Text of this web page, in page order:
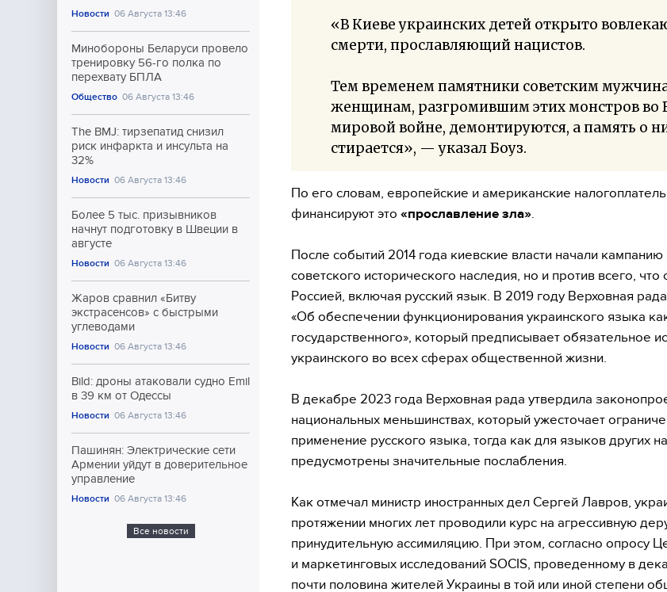
Новости 06 Августа 13:46
Минобороны Беларуси провело
тренировку 56-го полка по
перехвату БПЛА
Общество 06 Августа 13:46
The BMJ: тирзепатид снизил
риск инфаркта и инсульта на
32%
Новости 06 Августа 13:46
Более 5 тыс. призывников
начнут подготовку в Швеции в
августе
Новости 06 Августа 13:46
Жаров сравнил «Битву
экстрасенсов» с быстрыми
углеводами
Новости 06 Августа 13:46
Bild: дроны атаковали судно Emil
в 39 км от Одессы
Новости 06 Августа 13:46
Пашинян: Электрические сети
Армении уйдут в доверительное
управление
Новости 06 Августа 13:46
Все новости
«В Киеве украинских детей открыто
смерти, прославляющий нацистов.
Тем временем памятники советским
женщинам, разгромившим этих монстров во
мировой войне, демонтируются, а память о
стирается», — указал Боуз.
По его словам, европейские и американские
финансируют это «прославление зла»
После событий 2014 года киевские власти начали кампанию
советского исторического наследия, но и против всего, что
Россией, включая русский язык. В 2019 году Верховная
«Об обеспечении функционирования украинского языка
государственного», который предписывает обязательное
украинского во всех сферах общественной жизни.
В декабре 2023 года Верховная рада утвердила
национальных меньшинствах, который ужесточает
применение русского языка, тогда как для языков других
предусмотрены значительные послабления.
Как отмечал министр иностранных дел Сергей Лавров,
протяжении многих лет проводили курс на агрессивную
принудительную ассимиляцию. При этом, согласно опросу
и маркетинговых исследований SOCIS, проведенному в
почти половина жителей Украины в той или иной степени